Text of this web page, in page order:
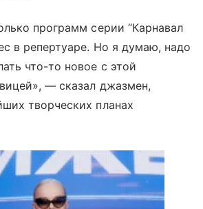
программ серии “Карнавал
в репертуаре. Но я думаю, надо
что-то новое с этой
— сказал джазмен,
творческих планах